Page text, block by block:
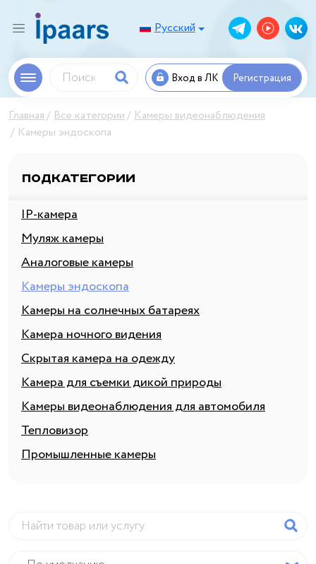
Русский
Вход в ЛК Регистрация
Главная Все категории Камеры видеонаблюдения
Камеры эндоскопа
Подкатегории
IP-камера
Муляж камеры
Аналоговые камеры
Камеры эндоскопа
Камеры на солнечных батареях
Камера ночного видения
Скрытая камера на одежду
Камера для съемки дикой природы
Камеры видеонаблюдения для автомобиля
Тепловизор
Промышленные камеры